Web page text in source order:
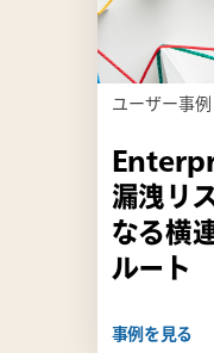
い
タ
ブ
で
ま
す
ユーザー事例
漏洩リ
なる横
ルート
事例を見る